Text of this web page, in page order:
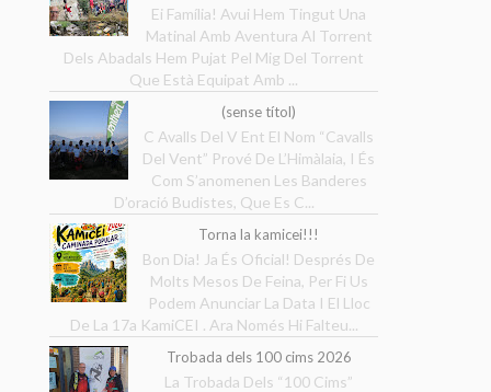
Ei Família! Avui Hem Tingut Una
Matinal Amb Aventura Al Torrent
Dels Abadals Hem Pujat Pel Mig Del Torrent
Que Està Equipat Amb ...
(sense títol)
C Avalls Del V Ent El Nom “Cavalls
Del Vent” Prové De L’Himàlaia, I És
Com S’anomenen Les Banderes
D’oració Budistes, Que Es C...
Torna la kamicei!!!
Bon Dia! Ja És Oficial! Després De
Molts Mesos De Feina, Per Fi Us
Podem Anunciar La Data I El Lloc
De La 17a KamiCEI . Ara Només Hi Falteu...
Trobada dels 100 cims 2026
La Trobada Dels “100 Cims”